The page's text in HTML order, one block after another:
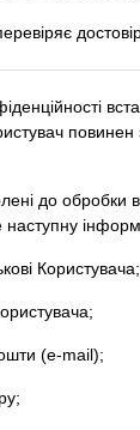
до обробки
Користувача;
(e-mail);